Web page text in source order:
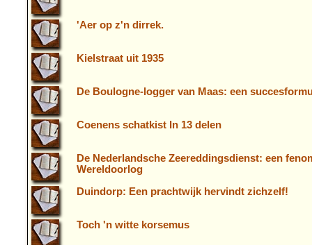
'Aer op z'n dirrek.
Kielstraat uit 1935
De Boulogne-logger van Maas: een
Coenens schatkist In 13 delen
De Nederlandsche Zeereddingsdienst: een
Wereldoorlog
Duindorp: Een prachtwijk hervindt zichzelf!
Toch 'n witte korsemus